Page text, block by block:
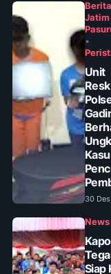
Berita
Jatim
•
Unit
30
News
Siap